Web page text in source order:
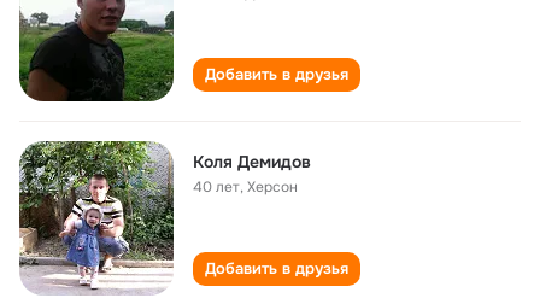
Добавить в друзья
Коля Демидов
40 лет,Херсон
Добавить в друзья